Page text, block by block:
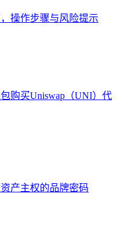
操作步骤与风险提示
购买Uniswap（UNI）代
产主权的品牌密码